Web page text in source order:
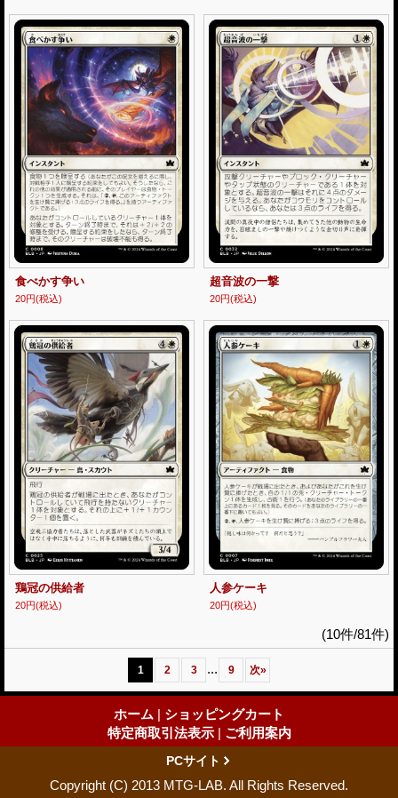
食べかす争い
20円(税込)
超音波の一撃
20円(税込)
鶏冠の供給者
20円(税込)
人参ケーキ
20円(税込)
(10件/81件)
1 2 3 ... 9 次»
ホーム | ショッピングカート
特定商取引法表示 | ご利用案内
PCサイト
Copyright (C) 2013 MTG-LAB. All Rights Reserved.